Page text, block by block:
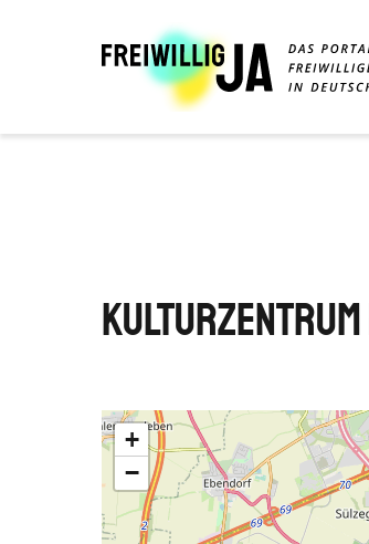
+
−